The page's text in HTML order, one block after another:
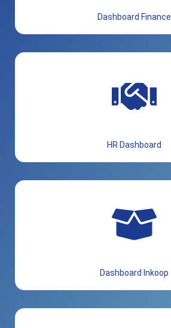
Dashboard Finance
HR Dashboard
Dashboard Inkoop